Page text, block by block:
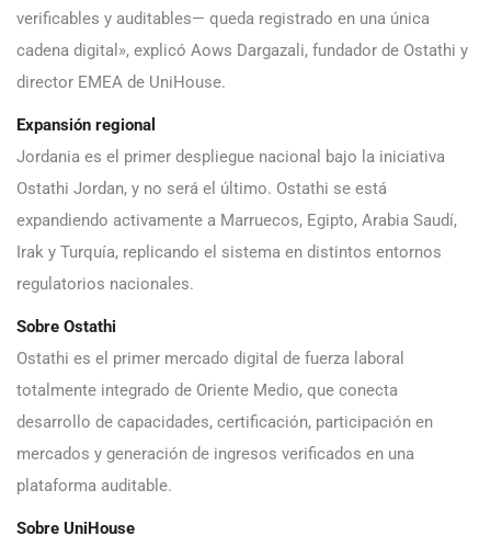
verificables y auditables— queda registrado en una única
cadena digital», explicó Aows Dargazali, fundador de Ostathi y
director EMEA de UniHouse.
Expansión regional
Jordania es el primer despliegue nacional bajo la iniciativa
Ostathi Jordan, y no será el último. Ostathi se está
expandiendo activamente a Marruecos, Egipto, Arabia Saudí,
Irak y Turquía, replicando el sistema en distintos entornos
regulatorios nacionales.
Sobre Ostathi
Ostathi es el primer mercado digital de fuerza laboral
totalmente integrado de Oriente Medio, que conecta
desarrollo de capacidades, certificación, participación en
mercados y generación de ingresos verificados en una
plataforma auditable.
Sobre UniHouse